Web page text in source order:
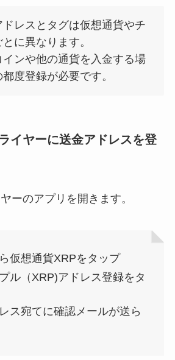
レスとタグは仮想通貨やチ
に異なります。
インや他の通貨を入金する場
度登録が必要です。
イヤーに送金アドレスを登
ーのアプリを開きます。
仮想通貨XRPをタップ
ル（XRP)アドレス登録をタ
ス宛てに確認メールが送ら